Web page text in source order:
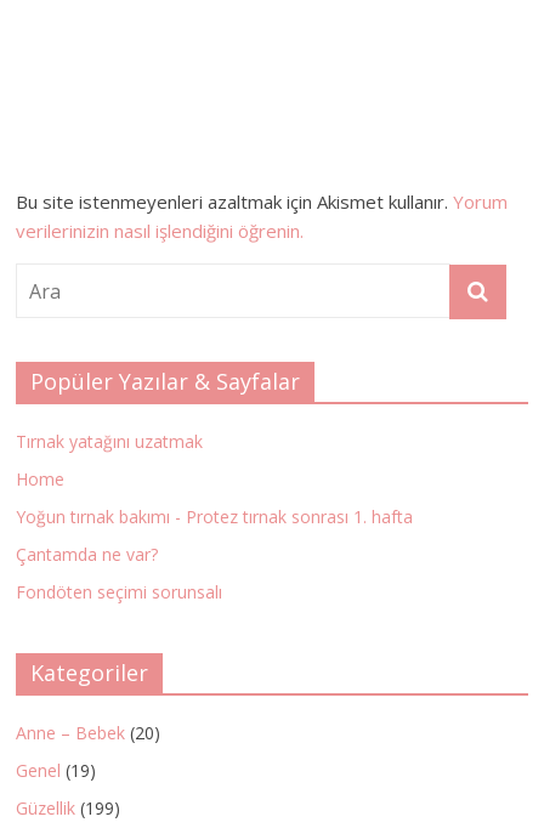
Bu site istenmeyenleri azaltmak için Akismet kullanır.Yorum
verilerinizin nasıl işlendiğini öğrenin.
Popüler Yazılar & Sayfalar
Tırnak yatağını uzatmak
Home
Yoğun tırnak bakımı - Protez tırnak sonrası 1. hafta
Çantamda ne var?
Fondöten seçimi sorunsalı
Kategoriler
Anne – Bebek (20)
Genel (19)
Güzellik (199)